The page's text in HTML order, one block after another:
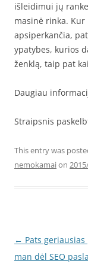
išleidimui jų
masinė rinka. Kur
apsiperkančia,
ypatybes, kurios
ženklą, taip pat
Daugiau
Straipsnis
This entry was
nemokamaion
Post
navigation
← Pats
man dėl SEO